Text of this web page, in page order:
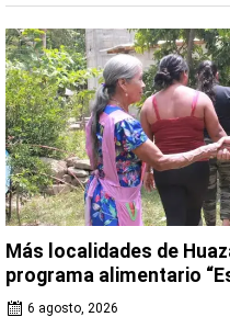
Más localidades de
programa alimentario
6 agosto, 2026